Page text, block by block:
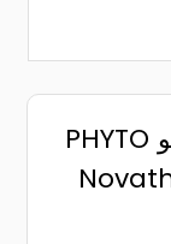
شامبو مقوي نوفاتريكس فيتو PHYTO